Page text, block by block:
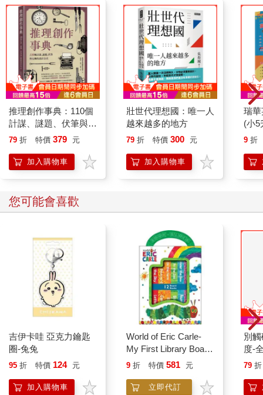
推理創作事典：110個
計謀、謎題、伏筆與反
轉的設計公式
79 折 特價 379 元
加入購物車
壯世代理想國：唯一人
越來越多的地方
79 折 特價 300 元
加入購物車
瑞
(小5
9 折
您可能會喜歡
吉伊卡哇 亞克力鑰匙
圈-兔兔
95 折 特價 124 元
加入購物車
World of Eric Carle-
My First Library Board
Book Block Set
9 折 特價 581 元
立即代訂
別
度-
79 折